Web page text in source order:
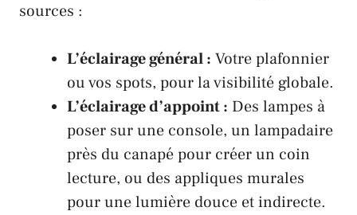
sources :
L’éclairage général : Votre plafonnier
ou vos spots, pour la visibilité globale.
L’éclairage d’appoint : Des lampes à
poser sur une console, un lampadaire
près du canapé pour créer un coin
lecture, ou des appliques murales
pour une lumière douce et indirecte.